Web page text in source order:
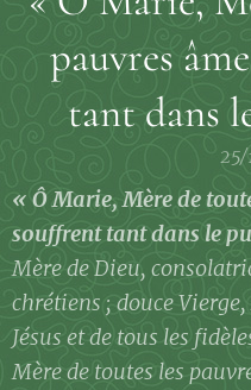
pauvres
tant dans
25/
« Ô Marie, Mère de
souffrent tant dans le
Mère de Dieu,
chrétiens ; douce
Jésus et de tous les
Mère de toutes les